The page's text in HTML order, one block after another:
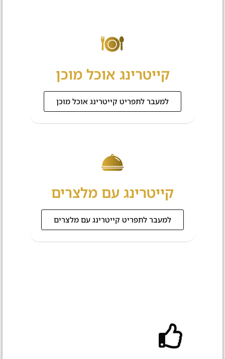
קייטרינג אוכל מוכן
למעבר לתפריט קייטרינג אוכל מוכן
קייטרינג עם מלצרים
למעבר לתפריט קייטרינג עם מלצרים